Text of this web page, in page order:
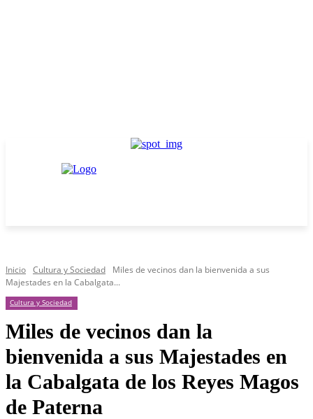
Inicio Cultura y Sociedad
Miles de vecinos dan la bienvenida a sus
Majestades en la Cabalgata...
Cultura y Sociedad
Miles de vecinos dan la
bienvenida a sus Majestades en
la Cabalgata de los Reyes Magos
de Paterna